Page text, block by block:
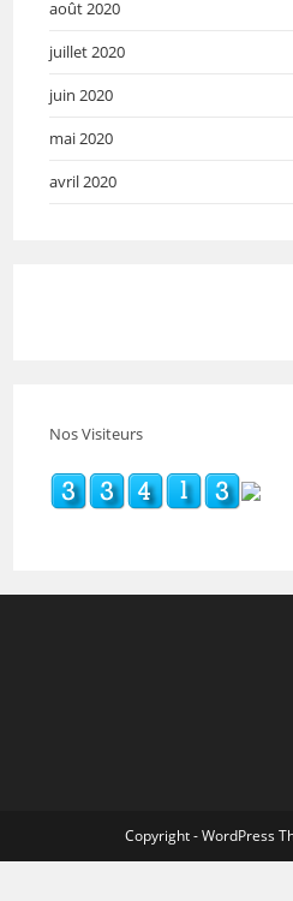
août 2020
juillet 2020
juin 2020
mai 2020
avril 2020
Nos Visiteurs
Copyright - WordPress